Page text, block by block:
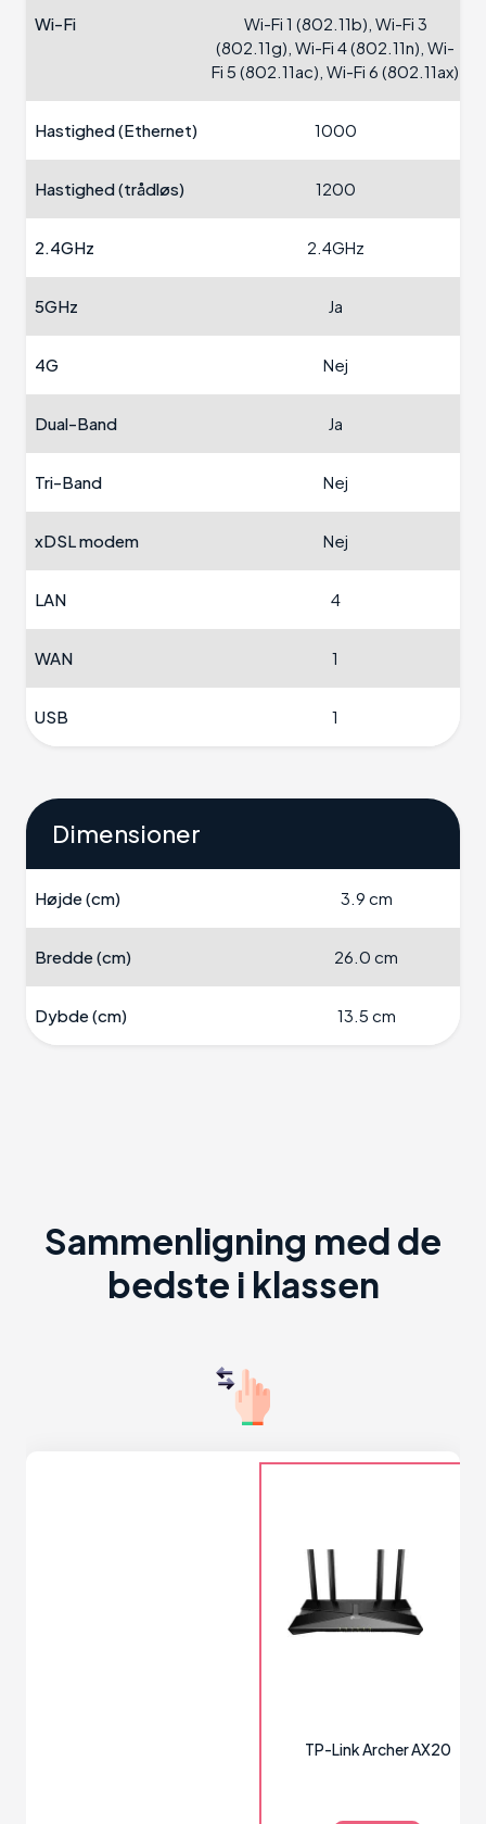
Wi-Fi
Wi-Fi 1 (802.11b), Wi-Fi 3
(802.11g), Wi-Fi 4 (802.11n), Wi-
Fi 5 (802.11ac), Wi-Fi 6 (802.11ax)
Hastighed (Ethernet) 1000
Hastighed (trådløs) 1200
2.4GHz 2.4GHz
5GHz Ja
4G Nej
Dual-Band Ja
Tri-Band Nej
xDSL modem Nej
LAN 4
WAN 1
USB 1
Dimensioner
Højde (cm) 3.9 cm
Bredde (cm) 26.0 cm
Dybde (cm) 13.5 cm
Sammenligning med de
bedste i klassen
TP-Link Archer AX20